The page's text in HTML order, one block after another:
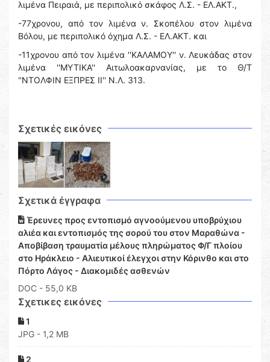
λιμένα Πειραιά, με περιπολικό σκάφος Λ.Σ. - ΕΛ.ΑΚΤ.,
-77χρονου, από τον λιμένα ν. Σκοπέλου στον λιμένα
Βόλου, με περιπολικό όχημα Λ.Σ. - ΕΛ.ΑΚΤ. και
-11χρονου από τον λιμένα ''ΚΑΛΑΜΟΥ'' ν. Λευκάδας στον
λιμένα ''ΜΥΤΙΚΑ'' Αιτωλοακαρνανίας, με το Θ/Τ
''ΝΤΟΛΦΙΝ ΕΞΠΡΕΣ ΙΙ'' Ν.Λ. 313.
Σχετικές εικόνες
Σχετικά έγγραφα
Έρευνες προς εντοπισμό αγνοούμενου υποβρύχιου
αλιέα και εντοπισμός της σορού του στον Μαραθώνα -
Αποβίβαση τραυματία μέλους πληρώματος Φ/Γ πλοίου
στο Ηράκλειο - Αλιευτικοί έλεγχοι στην Κόρινθο και στο
Πόρτο Λάγος - Διακομιδές ασθενών
DOC - 55,0 KB
Σχετικες εικόνες
1
JPG - 1,2 MB
2